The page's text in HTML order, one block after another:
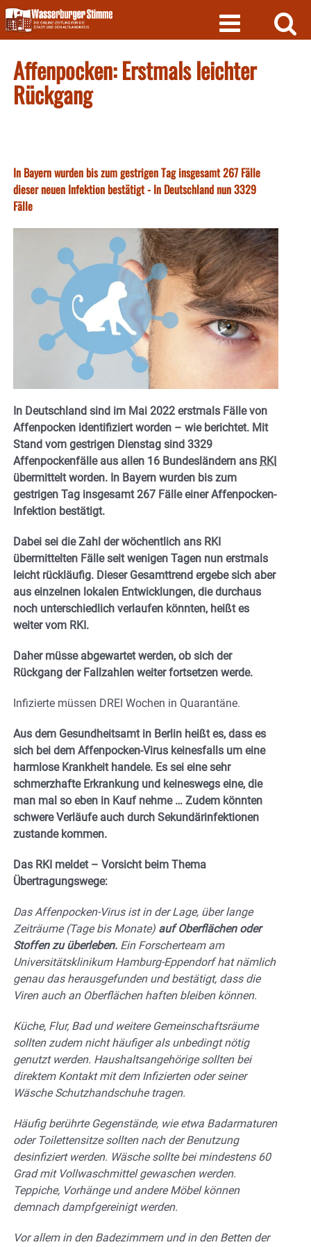
Skip
to
content
Affenpocken: Erstmals leichter
Rückgang
In Bayern wurden bis zum gestrigen Tag insgesamt 267 Fälle
dieser neuen Infektion bestätigt - In Deutschland nun 3329
Fälle
In Deutschland sind im Mai 2022 erstmals Fälle von
Affenpocken identifiziert worden – wie berichtet. Mit
Stand vom gestrigen Dienstag sind 3329
Affenpockenfälle aus allen 16 Bundesländern ans RKI
übermittelt worden. In Bayern wurden bis zum
gestrigen Tag insgesamt 267 Fälle einer Affenpocken-
Infektion bestätigt.
Dabei sei die Zahl der wöchentlich ans RKI
übermittelten Fälle seit wenigen Tagen nun erstmals
leicht rückläufig. Dieser Gesamttrend ergebe sich aber
aus einzelnen lokalen Entwicklungen, die durchaus
noch unterschiedlich verlaufen könnten, heißt es
weiter vom RKI.
Daher müsse abgewartet werden, ob sich der
Rückgang der Fallzahlen weiter fortsetzen werde.
Infizierte müssen DREI Wochen in Quarantäne.
Aus dem Gesundheitsamt in Berlin heißt es, dass es
sich bei dem Affenpocken-Virus keinesfalls um eine
harmlose Krankheit handele. Es sei eine sehr
schmerzhafte Erkrankung und keineswegs eine, die
man mal so eben in Kauf nehme … Zudem könnten
schwere Verläufe auch durch Sekundärinfektionen
zustande kommen.
Das RKI meldet – Vorsicht beim Thema
Übertragungswege:
Das Affenpocken-Virus ist in der Lage, über lange
Zeiträume (Tage bis Monate) auf Oberflächen oder
Stoffen zu überleben. Ein Forscherteam am
Universitätsklinikum Hamburg-Eppendorf hat nämlich
genau das herausgefunden und bestätigt, dass die
Viren auch an Oberflächen haften bleiben können.
Küche, Flur, Bad und weitere Gemeinschaftsräume
sollten zudem nicht häufiger als unbedingt nötig
genutzt werden. Haushaltsangehörige sollten bei
direktem Kontakt mit dem Infizierten oder seiner
Wäsche Schutzhandschuhe tragen.
Häufig berührte Gegenstände, wie etwa Badarmaturen
oder Toilettensitze sollten nach der Benutzung
desinfiziert werden. Wäsche sollte bei mindestens 60
Grad mit Vollwaschmittel gewaschen werden.
Teppiche, Vorhänge und andere Möbel können
demnach dampfgereinigt werden.
Vor allem in den Badezimmern und in den Betten der